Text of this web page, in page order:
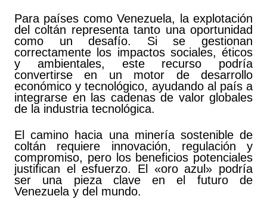
Para países como Venezuela, la explotación
del coltán representa tanto una oportunidad
como un desafío. Si se gestionan
correctamente los impactos sociales, éticos
y ambientales, este recurso podría
convertirse en un motor de desarrollo
económico y tecnológico, ayudando al país a
integrarse en las cadenas de valor globales
de la industria tecnológica.
El camino hacia una minería sostenible de
coltán requiere innovación, regulación y
compromiso, pero los beneficios potenciales
justifican el esfuerzo. El «oro azul» podría
ser una pieza clave en el futuro de
Venezuela y del mundo.